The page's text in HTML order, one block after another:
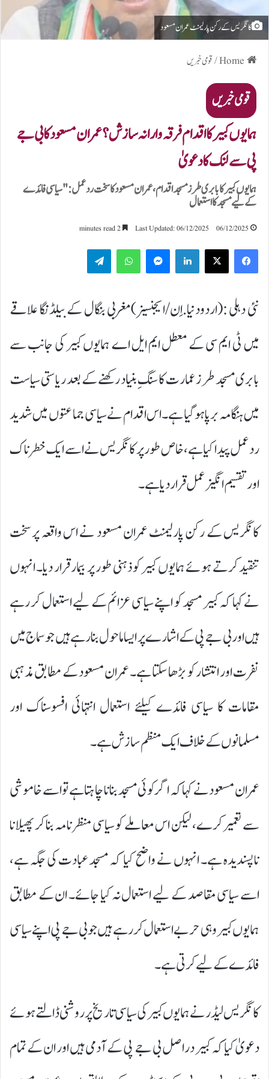
کانگریس کے رکن پارلیمنٹ عمران مسعود
/قومی خبریں
قومی خبریں
ہمایوں کبیر کا اقدام فرقہ وارانہ سازش؟ عمران مسعود کا بی جے
پی سے لنک کا دعویٰ
ہمایوں کبیر کا بابری طرز مسجد اقدام، عمران مسعود کا سخت ردعمل: "سیاسی فائدے
کے لیے مسجد کا استعمال
06/12/2025
Last Updated: 06/12/2025
LinkedIn
WhatsApp
نئی دہلی :(اردودنیا.اِن/ایجنسیز)مغربی بنگال کے بیلڈنگا علاقے
میں ٹی ایم سی کے معطل ایم ایل اے ہمایوں کبیر کی جانب سے
بابری مسجد طرز عمارت کا سنگِ بنیاد رکھنے کے بعد ریاستی سیاست
میں ہنگامہ برپا ہو گیا ہے۔ اس اقدام نے سیاسی جماعتوں میں شدید
ردعمل پیدا کیا ہے، خاص طور پر کانگریس نے اسے ایک خطرناک
اور تقسیم انگیز عمل قرار دیا ہے۔
کانگریس کے رکن پارلیمنٹ عمران مسعود نے اس واقعہ پر سخت
تنقید کرتے ہوئے ہمایوں کبیر کو ذہنی طور پر بیمار قرار دیا۔ انہوں
نے کہا کہ کبیر مسجد کو اپنے سیاسی عزائم کے لیے استعمال کر رہے
ہیں اور بی جے پی کے اشارے پر ایسا ماحول بنا رہے ہیں جو سماج میں
نفرت اور انتشار کو بڑھا سکتا ہے۔ عمران مسعود کے مطابق مذہبی
مقامات کا سیاسی فائدے کیلئے استعمال انتہائی افسوسناک اور
مسلمانوں کے خلاف ایک منظم سازش ہے۔
عمران مسعود نے کہا کہ اگر کوئی مسجد بنانا چاہتا ہے تو اسے خاموشی
سے تعمیر کرے، لیکن اس معاملے کو سیاسی منظرنامہ بنا کر پھیلانا
ناپسندیدہ ہے۔ انہوں نے واضح کیا کہ مسجد عبادت کی جگہ ہے،
اسے سیاسی مقاصد کے لیے استعمال نہ کیا جائے۔ ان کے مطابق
ہمایوں کبیر وہی حربے استعمال کر رہے ہیں جو بی جے پی اپنے سیاسی
فائدے کے لیے کرتی ہے۔
کانگریس لیڈر نے ہمایوں کبیر کی سیاسی تاریخ پر روشنی ڈالتے ہوئے
دعویٰ کیا کہ کبیر دراصل بی جے پی کے آدمی ہیں اور ان کے تمام